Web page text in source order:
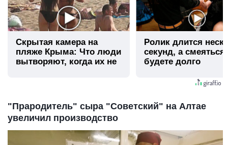
Скрытая камера на
пляже Крыма: Что люди
вытворяют, когда их не
Ролик длится
секунд, а
будете долго
"Прародитель" сыра "Советский" на Алтае
увеличил производство